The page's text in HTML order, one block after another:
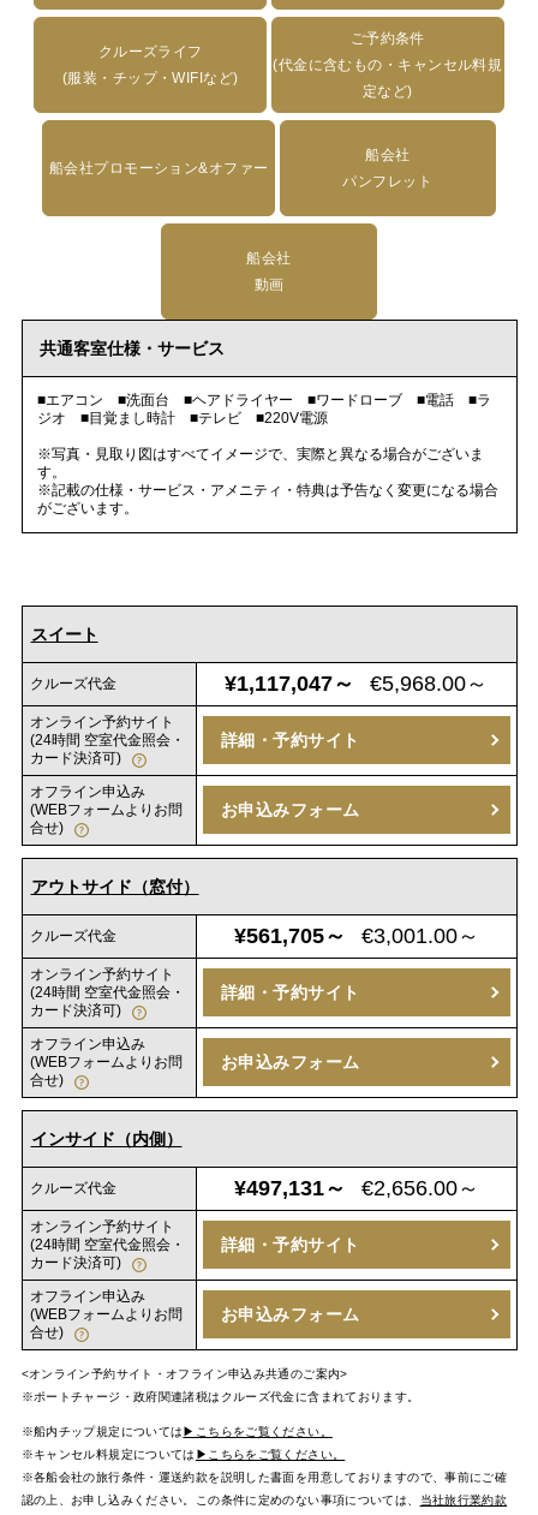
クルーズライフ
(服装・チップ・WIFIなど)
ご予約条件
(代金に含むもの・キャンセル料規
定など)
船会社プロモーション&オファー
船会社
パンフレット
船会社
動画
共通客室仕様・サービス
■エアコン ■洗面台 ■ヘアドライヤー ■ワードローブ ■電話 ■ラ
ジオ ■目覚まし時計 ■テレビ ■220V電源
※写真・見取り図はすべてイメージで、実際と異なる場合がございま
す。
※記載の仕様・サービス・アメニティ・特典は予告なく変更になる場合
がございます。
スイート
クルーズ代金 ¥1,117,047～ €5,968.00～
オンライン予約サイト
(24時間 空室代金照会・
カード決済可)
詳細・予約サイト
オフライン申込み
(WEBフォームよりお問
合せ)
お申込みフォーム
アウトサイド（窓付）
クルーズ代金 ¥561,705～ €3,001.00～
オンライン予約サイト
(24時間 空室代金照会・
カード決済可)
詳細・予約サイト
オフライン申込み
(WEBフォームよりお問
合せ)
お申込みフォーム
インサイド（内側）
クルーズ代金 ¥497,131～ €2,656.00～
オンライン予約サイト
(24時間 空室代金照会・
カード決済可)
詳細・予約サイト
オフライン申込み
(WEBフォームよりお問
合せ)
お申込みフォーム
<オンライン予約サイト・オフライン申込み共通のご案内>
※ポートチャージ・政府関連諸税はクルーズ代金に含まれております。
※船内チップ規定については▶こちらをご覧ください。
※キャンセル料規定については ▶こちらをご覧ください。
※各船会社の旅行条件・運送約款を説明した書面を用意しておりますので、事前にご確
認の上、お申し込みください。この条件に定めのない事項については、
当社旅行業約款